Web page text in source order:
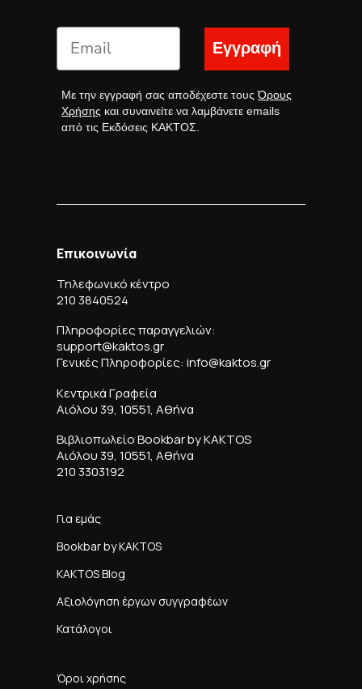
Εγγραφή
Με την εγγραφή σας αποδέχεστε τουςΌρους
Χρήσης και συναινείτε να λαμβάνετε emails
από τις Εκδόσεις ΚΑΚΤΟΣ.
Επικοινωνία
Τηλεφωνικό κέντρο
210 3840524
Πληροφορίες παραγγελιών:
support@kaktos.gr
Γενικές Πληροφορίες: info@kaktos.gr
Κεντρικά Γραφεία
Αιόλου 39, 10551, Αθήνα
Βιβλιοπωλείο Bookbar by KAKTOS
Αιόλου 39, 10551, Αθήνα
210 3303192
Για εμάς
Bookbar by KAKTOS
KAKTOS Blog
Αξιολόγηση έργων συγγραφέων
Κατάλογοι
Όροι χρήσης